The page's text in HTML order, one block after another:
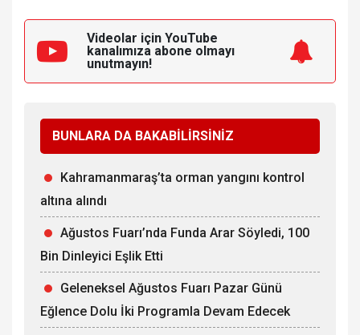
Videolar için YouTube
kanalımıza abone olmayı
unutmayın!
BUNLARA DA BAKABİLİRSİNİZ
Kahramanmaraş’ta orman yangını kontrol
altına alındı
Ağustos Fuarı’nda Funda Arar Söyledi, 100
Bin Dinleyici Eşlik Etti
Geleneksel Ağustos Fuarı Pazar Günü
Eğlence Dolu İki Programla Devam Edecek